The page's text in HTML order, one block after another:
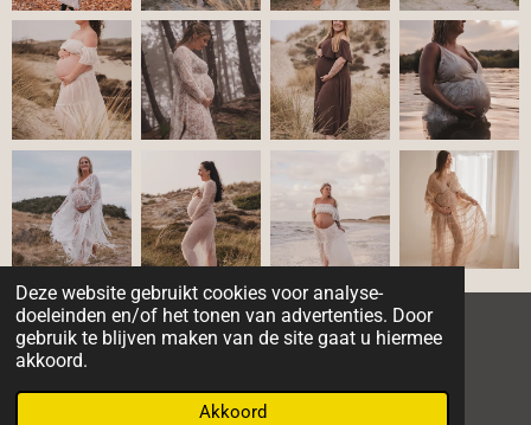
Deze website gebruikt cookies voor analyse-
doeleinden en/of het tonen van advertenties. Door
gebruik te blijven maken van de site gaat u hiermee
akkoord.
Akkoord
s
c
W
a